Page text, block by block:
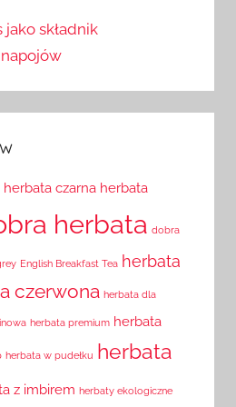
składnik
herbata czarna herbata
herbata dobra
English Breakfast Tea herbata
czerwona herbata dla
herbata premium herbata
herbata w pudełku
herbata
z imbirem herbaty ekologiczne